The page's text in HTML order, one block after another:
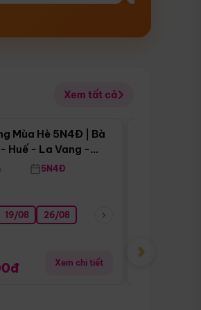
Xem tất cả
09/09 12/09
Điểm nổi bật
Mùa Hè 5N4Đ | Bà
Huế - La Vang -
Đường
5N4Đ
19/08 26/08
Xem chi tiết
Giá từ:
›